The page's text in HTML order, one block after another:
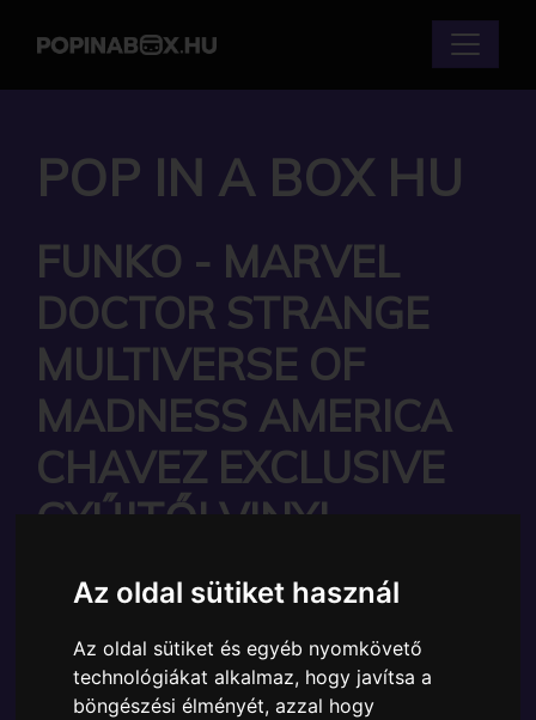
Az oldal sütiket használ
Az oldal sütiket és egyéb nyomkövető
technológiákat alkalmaz, hogy javítsa a
böngészési élményét, azzal hogy
POP IN A BOX HU
FUNKO - MARVEL
DOCTOR STRANGE
MULTIVERSE OF
MADNESS AMERICA
CHAVEZ EXCLUSIVE
GYŰJTŐI VINYL
KARAKTER
Cikkszám:889698652476
Elérhetőség:Készleten
Ára:6190 Ft